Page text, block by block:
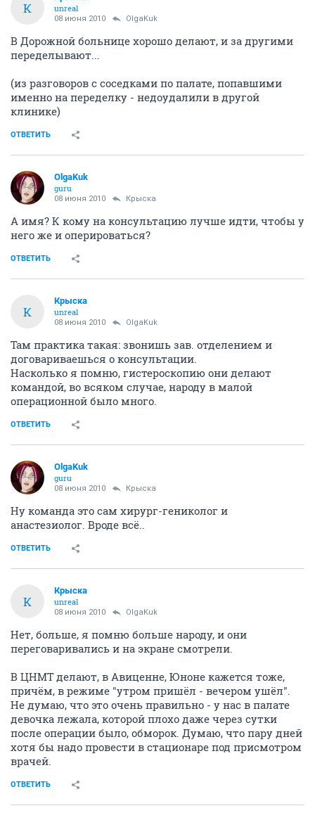
К
unreal
08 июня 2010 OlgaKuk
В Дорожной больнице хорошо делают, и за другими
переделывают...
(из разговоров с соседками по палате, попавшими
именно на переделку - недоудалили в другой
клинике)
ОТВЕТИТЬ
OlgaKuk
guru
08 июня 2010 Крыска
А имя? К кому на консультацию лучше идти, чтобы у
него же и оперироваться?
ОТВЕТИТЬ
К
Крыска
unreal
08 июня 2010 OlgaKuk
Там практика такая: звонишь зав. отделением и
договариваешься о консультации.
Насколько я помню, гистероскопию они делают
командой, во всяком случае, народу в малой
операционной было много.
ОТВЕТИТЬ
OlgaKuk
guru
08 июня 2010 Крыска
Ну команда это сам хирург-гениколог и
анастезиолог. Вроде всё..
ОТВЕТИТЬ
К
Крыска
unreal
08 июня 2010 OlgaKuk
Нет, больше, я помню больше народу, и они
переговаривались и на экране смотрели.
В ЦНМТ делают, в Авиценне, Юноне кажется тоже,
причём, в режиме "утром пришёл - вечером ушёл".
Не думаю, что это очень правильно - у нас в палате
девочка лежала, которой плохо даже через сутки
после операции было, обморок. Думаю, что пару дней
хотя бы надо провести в стационаре под присмотром
врачей.
ОТВЕТИТЬ